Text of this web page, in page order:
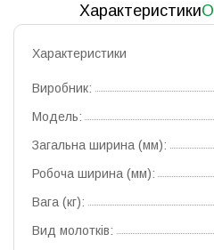
Характеристики
Характеристики
Виробник:
Модель:
Загальна ширина (мм):
Робоча ширина (мм):
Вага (кг):
Вид молотків: